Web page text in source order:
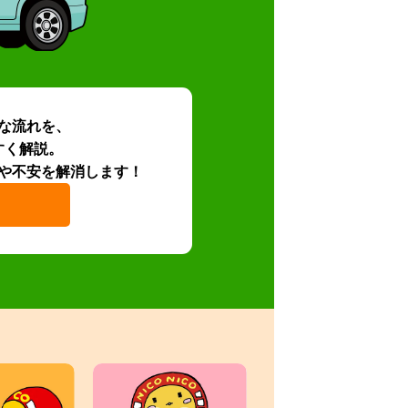
流れを、
解説。
不安を解消します！